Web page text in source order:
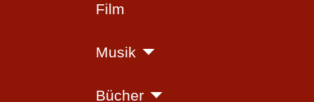
Film
Musik
Bücher